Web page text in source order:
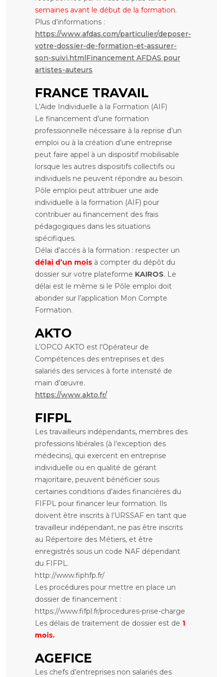
semaines avant le début de la formation.
Plus d’informations :
https://www.afdas.com/particulier/deposer-
votre-dossier-de-formation-et-assurer-
son-suivi.htmlFinancement AFDAS pour
artistes-auteurs
FRANCE TRAVAIL
L’Aide Individuelle à la Formation (AIF)
Le financement d’une formation
professionnelle nécessaire à la reprise d’un
emploi ou à la création d’une entreprise
peut faire appel à un dispositif mobilisable
lorsque les autres dispositifs collectifs ou
individuels ne peuvent répondre au besoin.
Pôle emploi peut attribuer une aide
individuelle à la formation (AIF) pour
contribuer au financement des frais
pédagogiques dans les situations
spécifiques.
Délai d’accés à la formation : respecter un
délai d’un mois à compter du dépôt du
dossier sur votre plateforme KAIROS. Le
délai est le même si le Pôle emploi doit
abonder sur l’application Mon Compte
Formation.
AKTO
L’OPCO AKTO est l’Opérateur de
Compétences des entreprises et des
salariés des services à forte intensité de
main d’œuvre.
https://www.akto.fr/
FIFPL
Les travailleurs indépendants, membres des
professions libérales (à l’exception des
médecins), qui exercent en entreprise
individuelle ou en qualité de gérant
majoritaire, peuvent bénéficier sous
certaines conditions d’aides financières du
FIFPL pour financer leur formation. Ils
doivent être inscrits à l’URSSAF en tant que
travailleur indépendant, ne pas être inscrits
au Répertoire des Métiers, et être
enregistrés sous un code NAF dépendant
du FIFPL.
http://www.fiphfp.fr/
Les procédures pour mettre en place un
dossier de financement :
https://www.fifpl.fr/procedures-prise-charge
Les délais de traitement de dossier est de 1
mois.
AGEFICE
Les chefs d’entreprises non salariés des